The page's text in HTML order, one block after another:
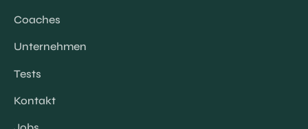
Coaches
Unternehmen
Tests
Kontakt